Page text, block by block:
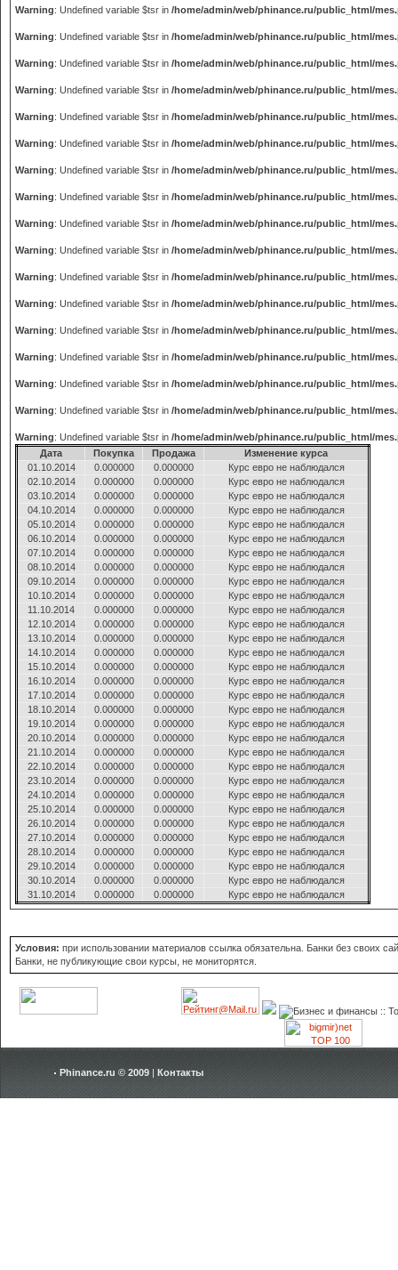
Warning: Undefined variable $tsr in /home/admin/web/phinance.ru/public_html/
Warning: Undefined variable $tsr in /home/admin/web/phinance.ru/public_html/
Warning: Undefined variable $tsr in /home/admin/web/phinance.ru/public_html/
Warning: Undefined variable $tsr in /home/admin/web/phinance.ru/public_html/
Warning: Undefined variable $tsr in /home/admin/web/phinance.ru/public_html/
Warning: Undefined variable $tsr in /home/admin/web/phinance.ru/public_html/
Warning: Undefined variable $tsr in /home/admin/web/phinance.ru/public_html/
Warning: Undefined variable $tsr in /home/admin/web/phinance.ru/public_html/
Warning: Undefined variable $tsr in /home/admin/web/phinance.ru/public_html/
Warning: Undefined variable $tsr in /home/admin/web/phinance.ru/public_html/
Warning: Undefined variable $tsr in /home/admin/web/phinance.ru/public_html/
Warning: Undefined variable $tsr in /home/admin/web/phinance.ru/public_html/
Warning: Undefined variable $tsr in /home/admin/web/phinance.ru/public_html/
Warning: Undefined variable $tsr in /home/admin/web/phinance.ru/public_html/
Warning: Undefined variable $tsr in /home/admin/web/phinance.ru/public_html/
Warning: Undefined variable $tsr in /home/admin/web/phinance.ru/public_html/
Warning: Undefined variable $tsr in /home/admin/web/phinance.ru/public_html/
Дата
Покупка Продажа
Изменение курса
01.10.2014
0.000000 0.000000
Курс евро не наблюдался
02.10.2014
0.000000 0.000000
Курс евро не наблюдался
03.10.2014
0.000000 0.000000
Курс евро не наблюдался
04.10.2014
0.000000 0.000000
Курс евро не наблюдался
05.10.2014
0.000000 0.000000
Курс евро не наблюдался
06.10.2014
0.000000 0.000000
Курс евро не наблюдался
07.10.2014
0.000000 0.000000
Курс евро не наблюдался
08.10.2014
0.000000 0.000000
Курс евро не наблюдался
09.10.2014
0.000000 0.000000
Курс евро не наблюдался
10.10.2014
0.000000 0.000000
Курс евро не наблюдался
11.10.2014
0.000000 0.000000
Курс евро не наблюдался
12.10.2014
0.000000 0.000000
Курс евро не наблюдался
13.10.2014
0.000000 0.000000
Курс евро не наблюдался
14.10.2014
0.000000 0.000000
Курс евро не наблюдался
15.10.2014
0.000000 0.000000
Курс евро не наблюдался
16.10.2014
0.000000 0.000000
Курс евро не наблюдался
17.10.2014
0.000000 0.000000
Курс евро не наблюдался
18.10.2014
0.000000 0.000000
Курс евро не наблюдался
19.10.2014
0.000000 0.000000
Курс евро не наблюдался
20.10.2014
0.000000 0.000000
Курс евро не наблюдался
21.10.2014
0.000000 0.000000
Курс евро не наблюдался
22.10.2014
0.000000 0.000000
Курс евро не наблюдался
23.10.2014
0.000000 0.000000
Курс евро не наблюдался
24.10.2014
0.000000 0.000000
Курс евро не наблюдался
25.10.2014
0.000000 0.000000
Курс евро не наблюдался
26.10.2014
0.000000 0.000000
Курс евро не наблюдался
27.10.2014
0.000000 0.000000
Курс евро не наблюдался
28.10.2014
0.000000 0.000000
Курс евро не наблюдался
29.10.2014
0.000000 0.000000
Курс евро не наблюдался
30.10.2014
0.000000 0.000000
Курс евро не наблюдался
31.10.2014
0.000000 0.000000 Курс евро не наблюдался
Условия: при использовании материалов ссылка обязательна. Банки без своих
Банки, не публикующие свои курсы, не мониторятся.
Phinance.ru © 2009 | Контакты